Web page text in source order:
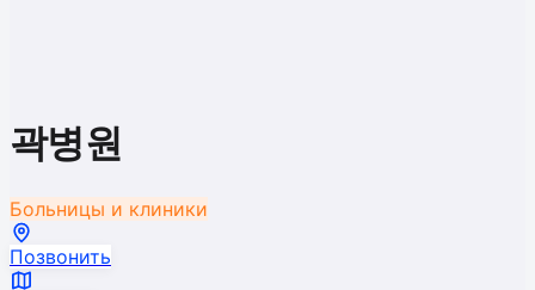
곽병원
Больницы и клиники
Позвонить